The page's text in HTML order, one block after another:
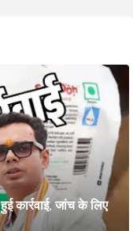
कार्रवाई, जांच के लिए